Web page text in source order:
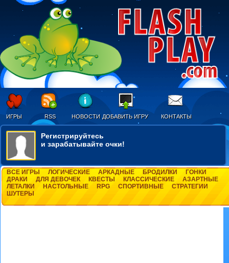
ИГРЫ RSS НОВОСТИ ДОБАВИТЬ ИГРУ КОНТАКТЫ
Регистрируйтесь
и зарабатывайте очки!
ВСЕ ИГРЫ ЛОГИЧЕСКИЕ АРКАДНЫЕ БРОДИЛКИ
ГОНКИ
ДРАКИ
ДЛЯ ДЕВОЧЕК КВЕСТЫ КЛАССИЧЕСКИЕ
АЗАРТНЫЕ
ЛЕТАЛКИ
НАСТОЛЬНЫЕ RPG СПОРТИВНЫЕ
СТРАТЕГИИ
ШУТЕРЫ